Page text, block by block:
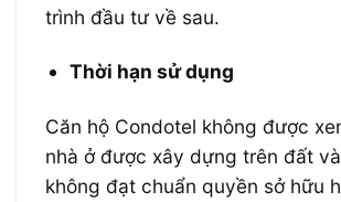
trình đầu tư về sau.
Thời hạn sử dụng
Căn hộ Condotel không được
nhà ở được xây dựng trên đất
không đạt chuẩn quyền sở hữu